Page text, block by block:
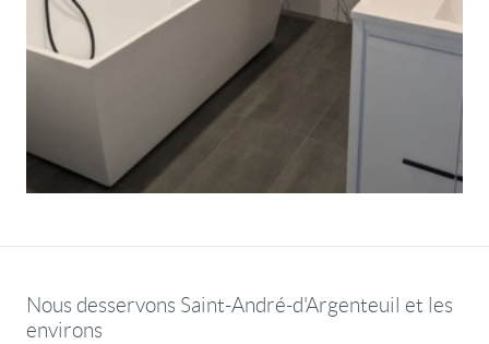
Nous desservons Saint-André-d'Argenteuil et les
environs